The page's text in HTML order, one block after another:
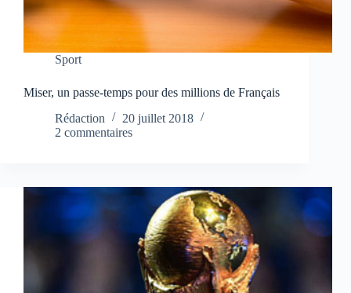
Sport
Miser, un passe-temps pour des millions de Français
Rédaction
20 juillet 2018
2 commentaires